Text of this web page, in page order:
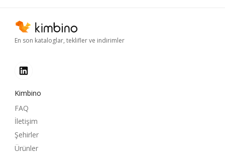
En son kataloglar, teklifler ve indirimler
Kimbino
FAQ
İletişim
Şehirler
Ürünler